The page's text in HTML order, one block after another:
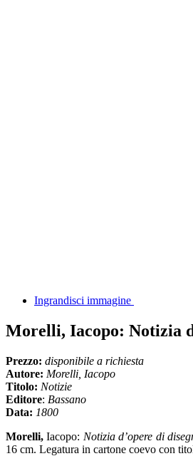
Ingrandisci immagine
Morelli, Iacopo: Notizia
Prezzo: disponibile a richiesta
Autore: Morelli, Iacopo
Titolo: Notizie
Editore: Bassano
Data: 1800
Morelli, Iacopo: Notizia d’opere di
16 cm. Legatura in cartone coevo con